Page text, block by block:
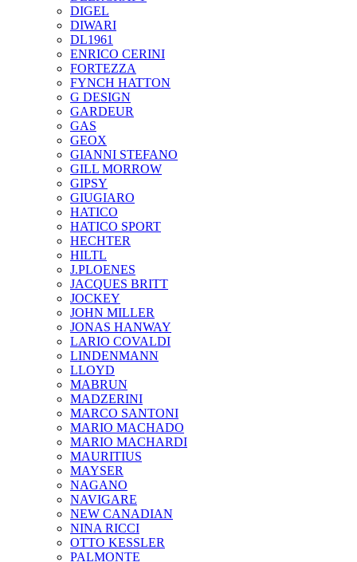
DIGEL
DIWARI
DL1961
ENRICO CERINI
FORTEZZA
FYNCH HATTON
G DESIGN
GARDEUR
GAS
GEOX
GIANNI STEFANO
GILL MORROW
GIPSY
GIUGIARO
HATICO
HATICO SPORT
HECHTER
HILTL
J.PLOENES
JAСQUES BRITT
JOCKEY
JOHN MILLER
JONAS HANWAY
LARIO COVALDI
LINDENMANN
LLOYD
MABRUN
MADZERINI
MARCO SANTONI
MARIO MACHADO
MARIO MACHARDI
MAURITIUS
MAYSER
NAGANO
NAVIGARE
NEW CANADIAN
NINA RICCI
OTTO KESSLER
PALMONTE